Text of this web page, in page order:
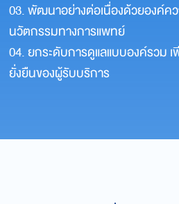
03. พัฒนาอย่างต่อเนื่องด้วยองค์ควา
นวัตกรรมทางการแพทย์
04. ยกระดับการดูแลแบบองค์รวม
ยั่งยืนของผู้รับบริการ